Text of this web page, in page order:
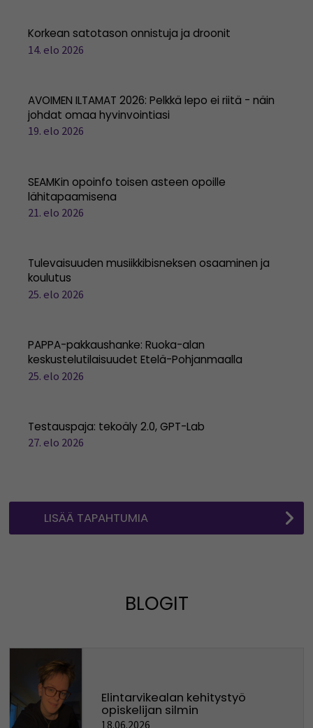
Korkean satotason onnistuja ja droonit
14. elo 2026
AVOIMEN ILTAMAT 2026: Pelkkä lepo ei riitä - näin
johdat omaa hyvinvointiasi
19. elo 2026
SEAMKin opoinfo toisen asteen opoille
lähitapaamisena
21. elo 2026
Tulevaisuuden musiikkibisneksen osaaminen ja
koulutus
25. elo 2026
PAPPA-pakkaushanke: Ruoka-alan
keskustelutilaisuudet Etelä-Pohjanmaalla
25. elo 2026
Testauspaja: tekoäly 2.0, GPT-Lab
27. elo 2026
LISÄÄ TAPAHTUMIA
BLOGIT
Elintarvikealan kehitystyö
opiskelijan silmin
18.06.2026